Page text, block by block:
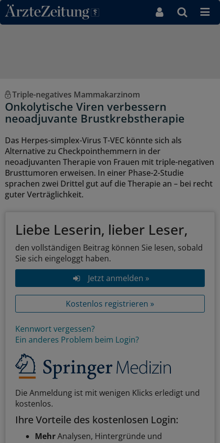
Direkt zum Inhaltsbereich
Triple-negatives Mammakarzinom
Onkolytische Viren verbessern
neoadjuvante Brustkrebstherapie
Das Herpes-simplex-Virus T-VEC könnte sich als
Alternative zu Checkpointhemmern in der
neoadjuvanten Therapie von Frauen mit triple-negativen
Brusttumoren erweisen. In einer Phase-2-Studie
sprachen zwei Drittel gut auf die Therapie an – bei recht
guter Verträglichkeit.
Liebe Leserin, lieber Leser,
den vollständigen Beitrag können Sie lesen, sobald
Sie sich eingeloggt haben.
Jetzt anmelden »
Kostenlos registrieren »
Kennwort vergessen?
Ein anderes Problem beim Login?
Die Anmeldung ist mit wenigen Klicks erledigt und
kostenlos.
Ihre Vorteile des kostenlosen Login:
MehrAnalysen, Hintergründe und